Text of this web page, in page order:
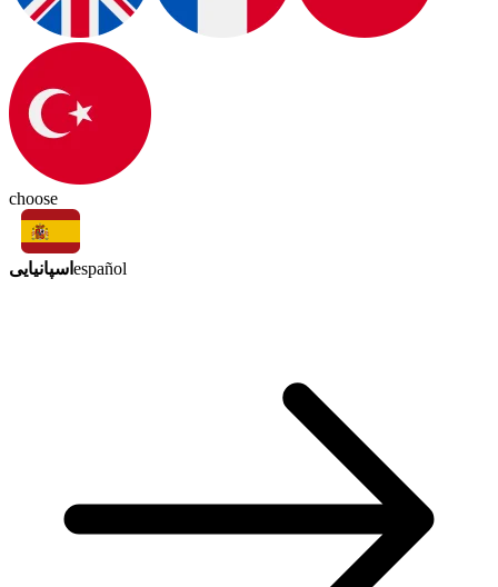
choose
اسپانیایی español